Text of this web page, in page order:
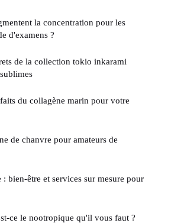
la concentration pour les
d'examens ?
de la collection tokio inkarami
du collagène marin pour votre
de chanvre pour amateurs de
bien-être et services sur mesure pour
ce le nootropique qu'il vous faut ?